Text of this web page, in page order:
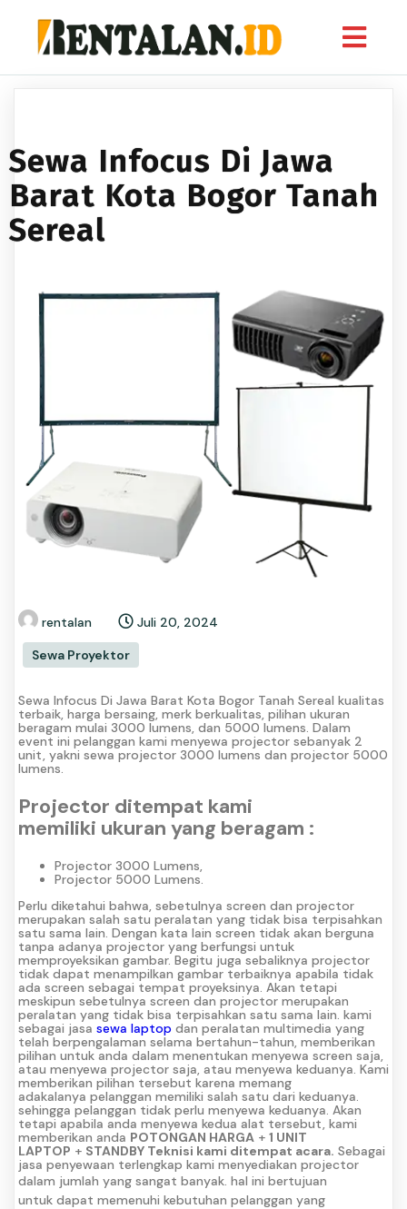
Sewa Infocus Di Jawa
Barat Kota Bogor Tanah
Sereal
rentalan
Juli 20, 2024
Sewa Proyektor
Sewa Infocus Di Jawa Barat Kota Bogor Tanah Sereal kualitas
terbaik, harga bersaing, merk berkualitas, pilihan ukuran
beragam mulai 3000 lumens, dan 5000 lumens. Dalam
event ini pelanggan kami menyewa projector sebanyak 2
unit, yakni sewa projector 3000 lumens dan projector 5000
lumens.
Projector ditempat kami
memiliki ukuran yang beragam :
Projector 3000 Lumens,
Projector 5000 Lumens.
Perlu diketahui bahwa, sebetulnya screen dan projector
merupakan salah satu peralatan yang tidak bisa terpisahkan
satu sama lain. Dengan kata lain screen tidak akan berguna
tanpa adanya projector yang berfungsi untuk
memproyeksikan gambar. Begitu juga sebaliknya projector
tidak dapat menampilkan gambar terbaiknya apabila tidak
ada screen sebagai tempat proyeksinya. Akan tetapi
meskipun sebetulnya screen dan projector merupakan
peralatan yang tidak bisa terpisahkan satu sama lain. kami
sebagai jasa sewa laptop dan peralatan multimedia yang
telah berpengalaman selama bertahun-tahun, memberikan
pilihan untuk anda dalam menentukan menyewa screen saja,
atau menyewa projector saja, atau menyewa keduanya. Kami
memberikan pilihan tersebut karena memang
adakalanya pelanggan memiliki salah satu dari keduanya.
sehingga pelanggan tidak perlu menyewa keduanya. Akan
tetapi apabila anda menyewa kedua alat tersebut, kami
memberikan anda POTONGAN HARGA + 1 UNIT
LAPTOP + STANDBY Teknisi kami ditempat acara. Sebagai
jasa penyewaan terlengkap kami menyediakan projector
dalam jumlah yang sangat banyak. hal ini bertujuan
untuk dapat memenuhi kebutuhan pelanggan yang